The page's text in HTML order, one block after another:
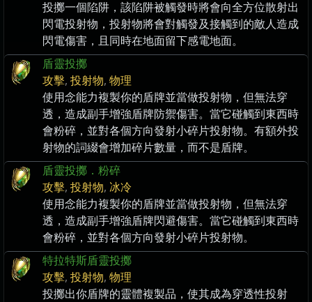
投擲一個陷阱，該陷阱被觸發時將會向全方位散射出
閃電投射物，投射物將會對觸發及接觸到的敵人造成
閃電傷害，且同時在地面留下感電地面。
盾靈投擲
攻擊, 投射物, 物理
使用念能力複製你的盾牌並當做投射物，但無法穿
透，造成副手增強盾牌防禦傷害。當它碰觸到東西時
會粉碎，並對各個方向發射小碎片投射物。有額外投
射物的詞綴會增加碎片數量，而不是盾牌。
盾靈投擲．粉碎
攻擊, 投射物, 冰冷
使用念能力複製你的盾牌並當做投射物，但無法穿
透，造成副手增強盾牌閃避傷害。當它碰觸到東西時
會粉碎，並對各個方向發射小碎片投射物。
特拉特斯盾靈投擲
攻擊, 投射物, 物理
投擲出你盾牌的靈體複製品，使其成為穿透性投射